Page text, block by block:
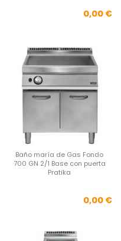
0,00 €
Baño maría de Gas Fondo
700 GN 2/1 Base con puerta
Pratika
0,00 €